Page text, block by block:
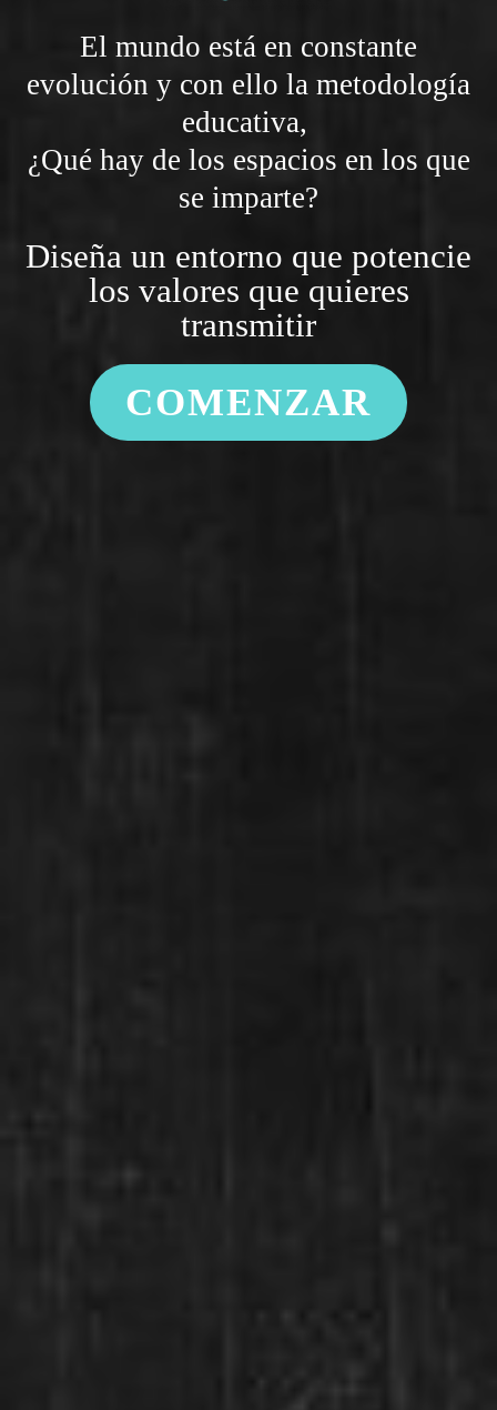
El mundo está en constante
evolución y con ello la metodología
educativa,
¿Qué hay de los espacios en los que
se imparte?
Diseña un entorno que potencie
los valores que quieres
transmitir
COMENZAR